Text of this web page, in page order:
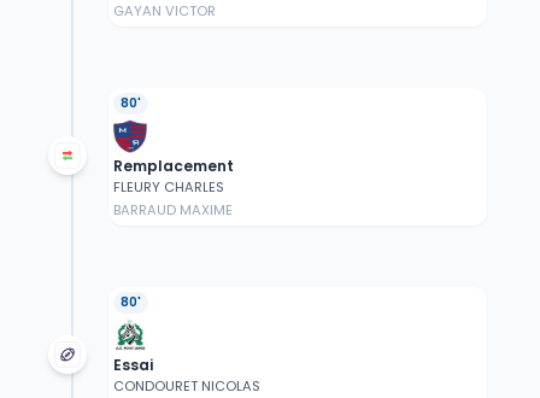
GAYAN VICTOR
80'
Remplacement
FLEURY CHARLES
BARRAUD MAXIME
80'
Essai
CONDOURET NICOLAS